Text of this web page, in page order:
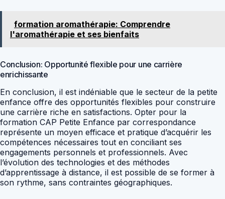
formation aromathérapie: Comprendre
l'aromathérapie et ses bienfaits
Conclusion: Opportunité flexible pour une carrière
enrichissante
En conclusion, il est indéniable que le secteur de la petite
enfance offre des opportunités flexibles pour construire
une carrière riche en satisfactions. Opter pour la
formation CAP Petite Enfance par correspondance
représente un moyen efficace et pratique d’acquérir les
compétences nécessaires tout en conciliant ses
engagements personnels et professionnels. Avec
l’évolution des technologies et des méthodes
d’apprentissage à distance, il est possible de se former à
son rythme, sans contraintes géographiques.